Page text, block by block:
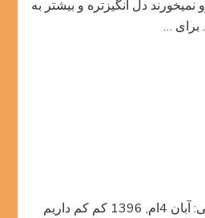
دل انگیزتره و بیشتر به
برای …
تاریخ آخرین به روز رسانی: آبان 4ام, 1396 کم کم داریم